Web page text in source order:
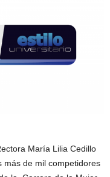
María Lilia Cedillo
más de mil competidores